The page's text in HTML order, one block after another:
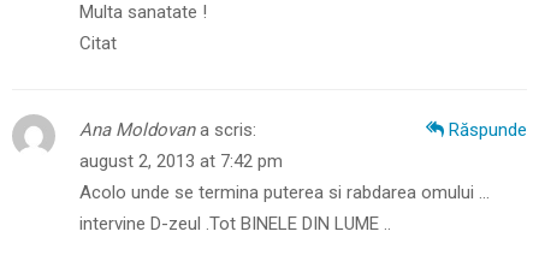
Multa sanatate !
Citat
Răspunde
Ana Moldovan a scris:
august 2, 2013 at 7:42 pm
Acolo unde se termina puterea si rabdarea omului …
intervine D-zeul .Tot BINELE DIN LUME ..